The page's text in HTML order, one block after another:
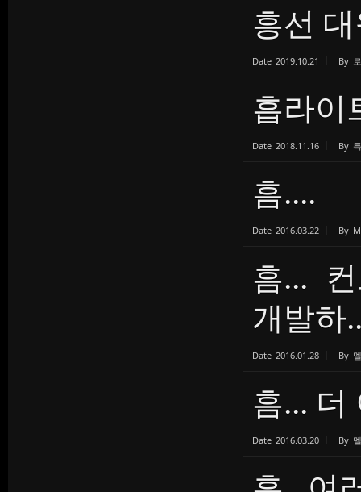
흥선
Date 2019.10.21 By
흡라이
Date 2018.11.16 By
흠....
Date 2016.03.22 By
흠...
개발하
Date 2016.01.28 By
흠... 더
Date 2016.03.20 By